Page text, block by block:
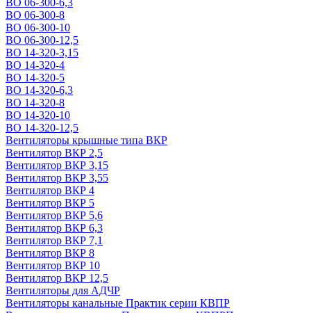
ВО 06-300-6,3
ВО 06-300-8
ВО 06-300-10
ВО 06-300-12,5
ВО 14-320-3,15
ВО 14-320-4
ВО 14-320-5
ВО 14-320-6,3
ВО 14-320-8
ВО 14-320-10
ВО 14-320-12,5
Вентиляторы крышные типа ВКР
Вентилятор ВКР 2,5
Вентилятор ВКР 3,15
Вентилятор ВКР 3,55
Вентилятор ВКР 4
Вентилятор ВКР 5
Вентилятор ВКР 5,6
Вентилятор ВКР 6,3
Вентилятор ВКР 7,1
Вентилятор ВКР 8
Вентилятор ВКР 10
Вентилятор ВКР 12,5
Вентиляторы для АДЧР
Вентиляторы канальные Практик серии КВПР